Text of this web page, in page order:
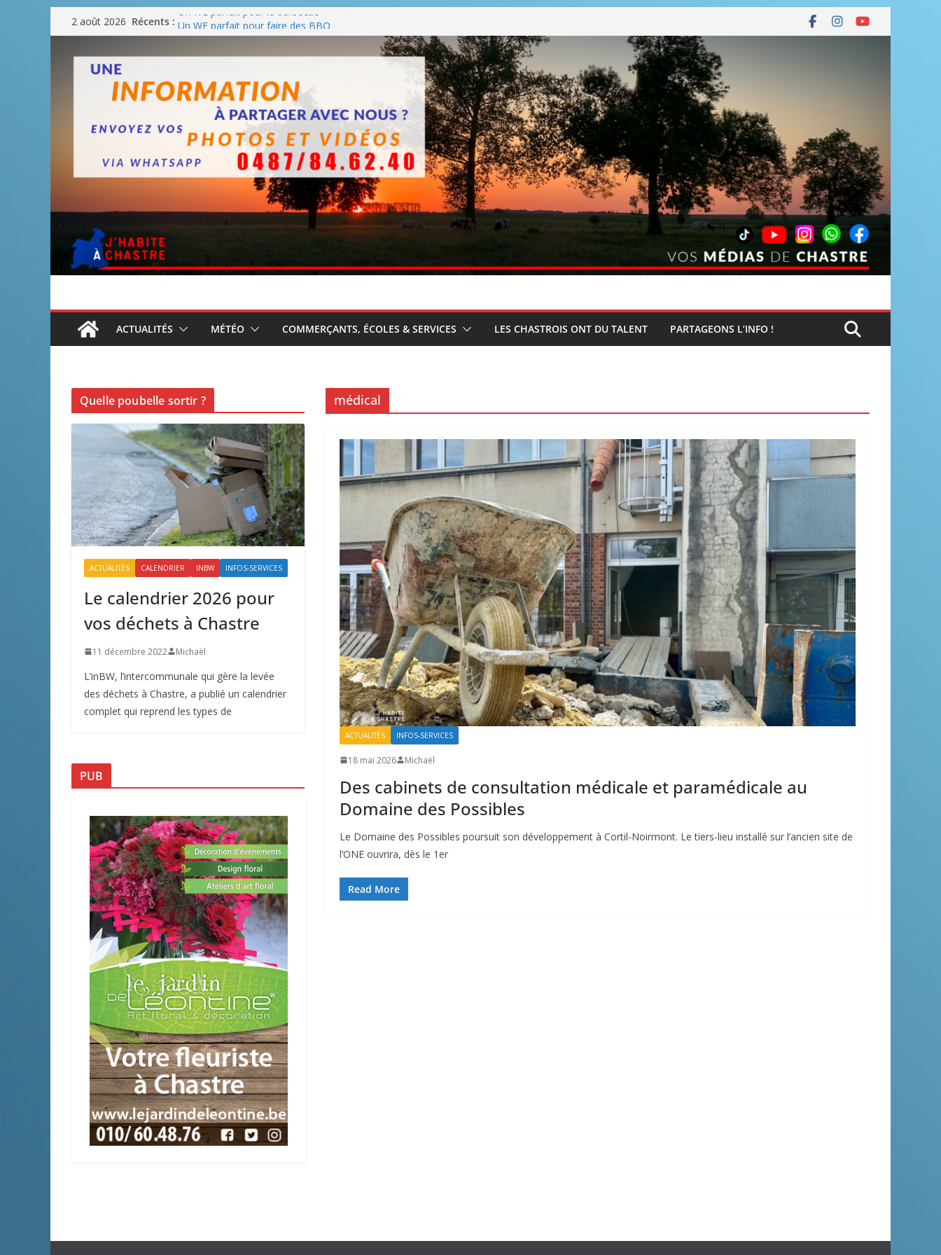
Passer
au
contenu
2 août 2026 Récents : Un WE parfait pour le barbecue
Un WE parfait pour faire des BBQ
Un WE agréable pour des BBQ hormis dimanche
Blanmont : la rue des Combattants entre en chantier dès le 3
août
ACTUALITÉS MÉTÉO COMMERÇANTS, ÉCOLES & SERVICES LES CHASTROIS ONT DU TALENT PARTAGEONS L’INFO !
médical
ACTUALITÉS INFOS-SERVICES
18 mai 2026 Michaël
Des cabinets de consultation médicale et paramédicale au
Domaine des Possibles
Le Domaine des Possibles poursuit son développement à Cortil-Noirmont. Le tiers-lieu installé sur l’ancien site de
l’ONE ouvrira, dès le 1er
Read More
Quelle poubelle sortir ?
ACTUALITÉS CALENDRIER INBW INFOS-SERVICES
Le calendrier 2026 pour
vos déchets à Chastre
11 décembre 2022 Michaël
L’inBW, l’intercommunale qui gère la levée
des déchets à Chastre, a publié un calendrier
complet qui reprend les types de
PUB